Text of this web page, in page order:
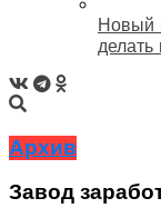
Новый
Архив
Завод